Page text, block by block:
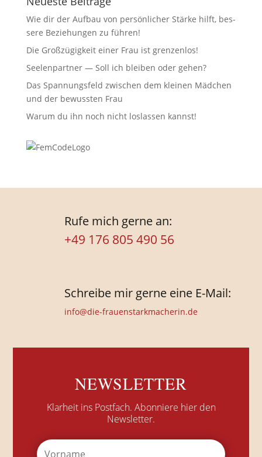
Wie dir der Auf­bau von per­sön­li­cher Stär­ke hilft, bes­
se­re Bezie­hun­gen zu führen!
Die Groß­zü­gig­keit einer Frau ist grenzenlos!
See­len­part­ner — Soll ich blei­ben oder gehen?
Das Span­nungs­feld zwi­schen dem klei­nen Mäd­chen
und der bewuss­ten Frau
War­um du ihn noch nicht los­las­sen kannst!
Rufe mich gerne an:
+49 176 805 490 56
Schreibe mir gerne eine E-Mail:
info@die-frauenstarkmacherin.de
NEWSLETTER
Klarheit ins Postfach. Abonniere hier den
Newsletter.